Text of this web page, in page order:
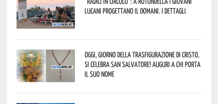
lucani progettano il domani. I dettagli
Oggi, giorno della Trasfigurazione di Cristo,
si celebra San Salvatore! Auguri a chi porta
il suo nome